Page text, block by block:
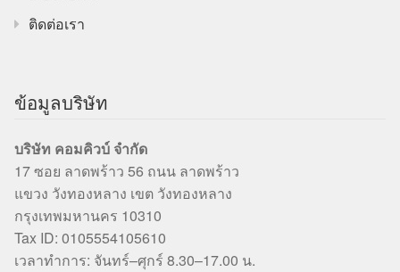
ติดต่อเรา
ข้อมูลบริษัท
บริษัท คอมคิวบ์ จำกัด
17 ซอย ลาดพร้าว 56 ถนน ลาดพร้าว
แขวง วังทองหลาง เขต วังทองหลาง
กรุงเทพมหานคร 10310
Tax ID: 0105554105610
เวลาทำการ: จันทร์–ศุกร์ 8.30–17.00 น.